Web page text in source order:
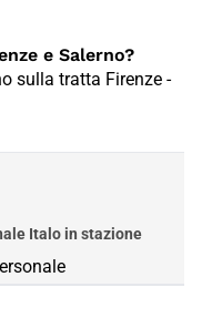
e Salerno?
sulla tratta Firenze -
Italo in stazione